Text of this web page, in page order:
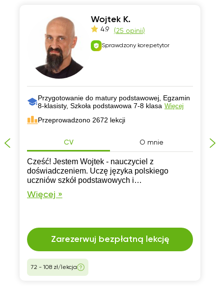
Wojtek K.
4.9 (25 opinii)
Sprawdzony korepetytor
Przygotowanie do matury podstawowej, Egzamin
8-klasisty, Szkoła podstawowa 7-8 klasa Więcej
Przeprowadzono 2672 lekcji
CV O mnie
Cześć! Jestem Wojtek - nauczyciel z
doświadczeniem. Uczę języka polskiego
uczniów szkół podstawowych i
ponadpodstawowych. Pracuję z pasją i
zaangażowaniem. Moje lekcje to nie tylko
Więcej »
Zarezerwuj bezpłatną lekcję
72 - 108 zł/lekcja